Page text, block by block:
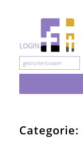
LOGIN
Categorie: